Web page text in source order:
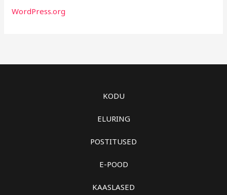
WordPress.org
KODU
ELURING
POSTITUSED
E-POOD
KAASLASED